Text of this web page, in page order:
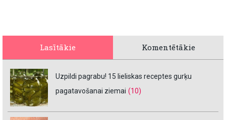
Lasītākie Komentētākie
Uzpildi pagrabu! 15 lieliskas receptes gurķu
pagatavošanai ziemai (10)